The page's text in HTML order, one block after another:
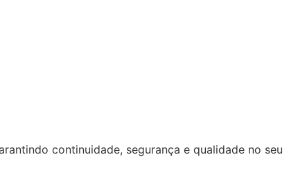
continuidade, segurança e qualidade no seu